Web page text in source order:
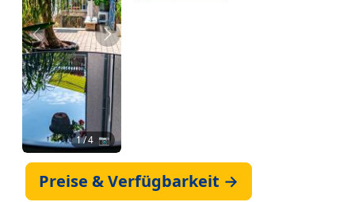
Zurück Weiter
1/ 4 📷
Preise & Verfügbarkeit →